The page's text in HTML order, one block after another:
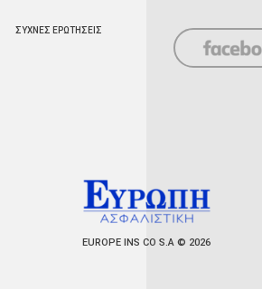
ΣΥΧΝΕΣ ΕΡΩΤΗΣΕΙΣ
EUROPE INS CO S.A © 2026